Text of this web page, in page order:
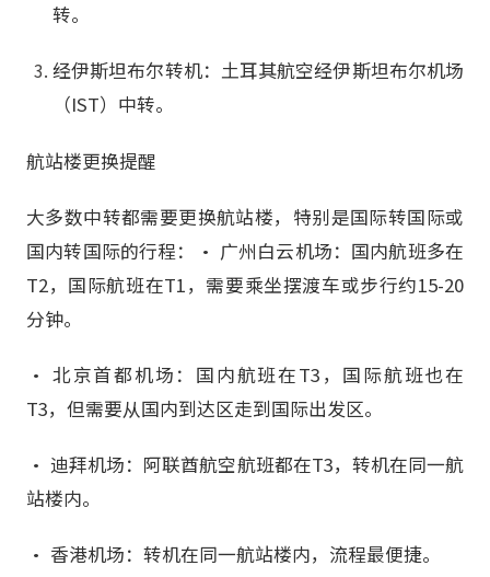
转。
经伊斯坦布尔转机：土耳其航空经伊斯坦布尔机场
（IST）中转。
航站楼更换提醒
大多数中转都需要更换航站楼，特别是国际转国际或
国内转国际的行程：• 广州白云机场：国内航班多在
T2，国际航班在T1，需要乘坐摆渡车或步行约15-20
分钟。
• 北京首都机场：国内航班在T3，国际航班也在
T3，但需要从国内到达区走到国际出发区。
• 迪拜机场：阿联酋航空航班都在T3，转机在同一航
站楼内。
• 香港机场：转机在同一航站楼内，流程最便捷。